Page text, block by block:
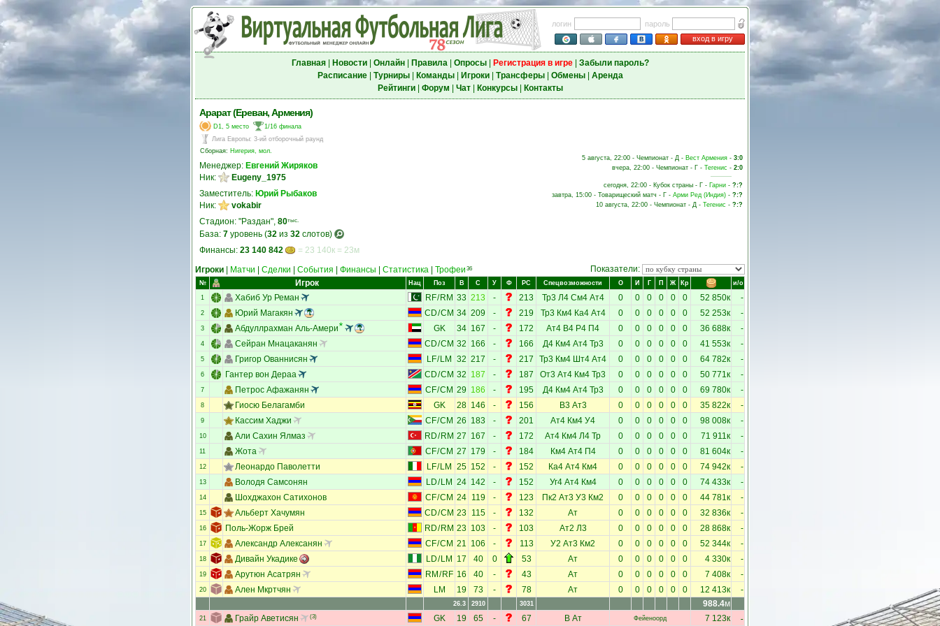
логин
пароль
вход в игру
Главная| Новости| Онлайн| Правила| Опросы| Регистрация в игре| Забыли пароль?
Расписание| Турниры| Команды| Игроки| Трансферы| Обмены| Аренда
Рейтинги| Форум Чат| Конкурсы| Контакты
Арарат (Ереван, Армения)
D1, 5 место
1/16 финала
Лига Европы: 3-ий отборочный раунд
Сборная: Нигерия, мол.
Менеджер: Евгений Жиряков
Ник:
Eugeny_1975
Заместитель: Юрий Рыбаков
Ник:
vokabir
Стадион: "Раздан", 80тыс.
База: 7 уровень (32 из 32 слотов)
Финансы: 23 140 842 = 23 140к = 23м
5 августа, 22:00 - Чемпионат - Д - Вест Армения - 3:0
вчера, 22:00 - Чемпионат - Г - Тегенис - 2:0
сегодня, 22:00 - Кубок страны - Г - Гарни - ?:?
завтра, 15:00 - Товарищеский матч - Г - Арми Ред (Индия) - ?:?
10 августа, 22:00 - Чемпионат - Д - Тегенис - ?:?
Игроки Матчи Сделки События Финансы Статистика Трофеи 36 Показатели:
№ Игрок Нац Поз В С У Ф РС Спецвозможности О И Г П Ж Кр и/о
1 Хабиб Ур Реман RF/ RM 33 213 - 213 Тр3 Л4 См4 Ат4 0 0 0 0 0 0 52 850к -
2 Юрий Магакян CD/CM 34 209 - 219 Тр3 Км4 Ка4 Ат4 0 0 0 0 0 0 52 253к -
3 Абдуллрахман Аль-Амери GK 34 167 - 172 Ат4 В4 Р4 П4 0 0 0 0 0 0 36 688к -
4 Сейран Мнацаканян CD/CM 32 166 - 166 Д4 Км4 Ат4 Тр3 0 0 0 0 0 0 41 553к -
5 Григор Ованнисян LF/ LM 32 217 - 217 Тр3 Км4 Шт4 Ат4 0 0 0 0 0 0 64 782к -
6 Гантер вон Дераа CD/CM 32 187 - 187 От3 Ат4 Км4 Тр3 0 0 0 0 0 0 50 771к -
7 Петрос Афажанян CF/CM 29 186 - 195 Д4 Км4 Ат4 Тр3 0 0 0 0 0 0 69 780к -
8 Гиосю Белагамби GK 28 146 - 156 В3 Ат3 0 0 0 0 0 0 35 822к -
9 Кассим Хаджи CF/CM 26 183 - 201 Ат4 Км4 У4 0 0 0 0 0 0 98 008к -
10 Али Сахин Ялмаз RD/ RM 27 167 - 172 Ат4 Км4 Л4 Тр 0 0 0 0 0 0 71 911к -
11 Жота CF/CM 27 179 - 184 Км4 Ат4 П4 0 0 0 0 0 0 81 604к -
12 Леонардо Паволетти LF/ LM 25 152 - 152 Ка4 Ат4 Км4 0 0 0 0 0 0 74 942к -
13 Володя Самсонян LD/ LM 24 142 - 152 Уг4 Ат4 Км4 0 0 0 0 0 0 74 433к -
14 Шохджахон Сатихонов CF/CM 24 119 - 123 Пк2 Ат3 У3 Км2 0 0 0 0 0 0 44 781к -
15 Альберт Хачумян CD/CM 23 115 - 132 Ат 0 0 0 0 0 0 32 836к -
16 Поль-Жорж Брей RD/ RM 23 103 - 103 Ат2 Л3 0 0 0 0 0 0 28 868к -
17 Александр Алексанян CF/CM 21 106 - 113 У2 Ат3 Км2 0 0 0 0 0 0 52 344к -
18 Дивайн Укадике LD/ LM 17 40 0 53 Ат 0 0 0 0 0 0 4 330к -
19 Арутюн Асатрян RM / RF 16 40 - 43 Ат 0 0 0 0 0 0 7 408к -
20 Ален Мкртчян LM 19 73 - 78 Ат 0 0 0 0 0 0 12 413к -
26.3 2910 3031 988.4м
21 Грайр Аветисян (3) GK 19 65 - 67 В Ат Фейеноорд 7 123к -